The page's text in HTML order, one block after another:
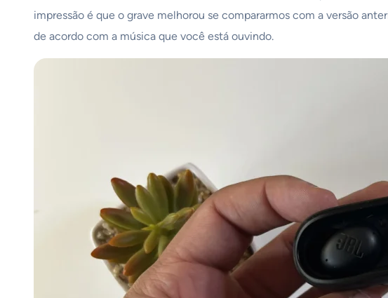
impressão é que o grave melhorou se compararmos com a versão
de acordo com a música que você está ouvindo.